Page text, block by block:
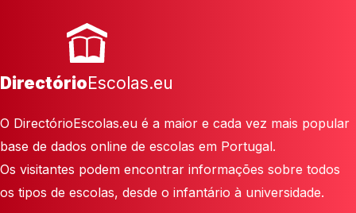
DirectórioEscolas.eu
O DirectórioEscolas.eu é a maior e cada vez mais popular
base de dados online de escolas em Portugal.
Os visitantes podem encontrar informações sobre todos
os tipos de escolas, desde o infantário à universidade.